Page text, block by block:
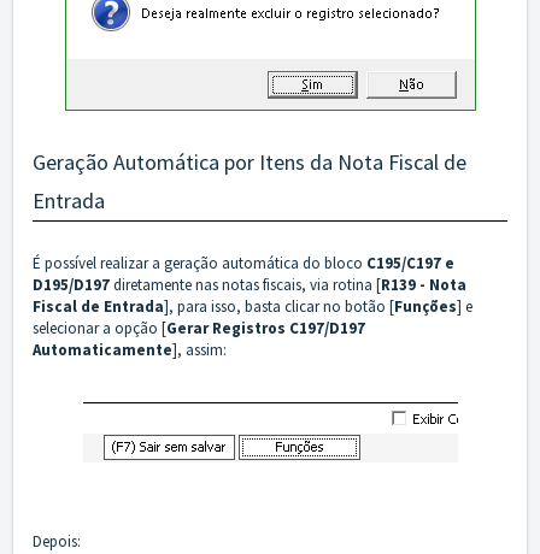
Geração Automática por Itens da Nota Fiscal de
Entrada
É possível realizar a geração automática do bloco C195/C197 e
D195/D197diretamente nas notas fiscais, via rotina [R139 - Nota
Fiscal de Entrada], para isso, basta clicar no botão [Funções] e
selecionar a opção [Gerar Registros C197/D197
Automaticamente], assim:
Depois: